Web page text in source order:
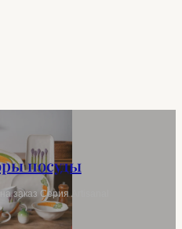
посуды
заказ Серия Artisanal